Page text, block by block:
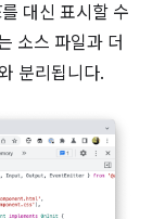
를 대신 표시할 수
소스 파일과 더
분리됩니다.